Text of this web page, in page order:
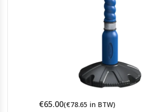
€65.00(€78.65 in BTW)